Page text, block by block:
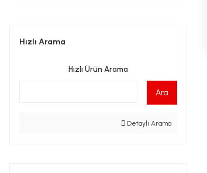
Hızlı Arama
Hızlı Ürün Arama
Ara
Detaylı Arama